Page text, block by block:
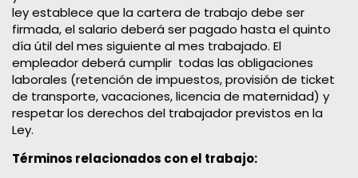
ley establece que la cartera de trabajo debe ser
firmada, el salario deberá ser pagado hasta el quinto
día útil del mes siguiente al mes trabajado. El
empleador deberá cumplir todas las obligaciones
laborales (retención de impuestos, provisión de ticket
de transporte, vacaciones, licencia de maternidad) y
respetar los derechos del trabajador previstos en la
Ley.
Términos relacionados con el trabajo: